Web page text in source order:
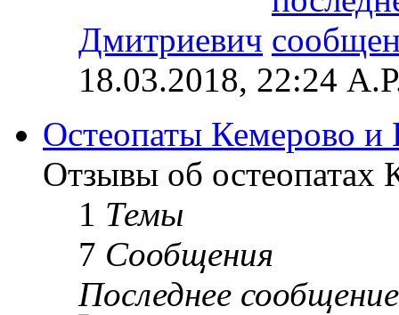
Дмитриевич
18.03.2018, 22:24
Остеопаты Кемерово и
Отзывы об остеопатах
1 Темы
7 Сообщения
Последнее сообщение